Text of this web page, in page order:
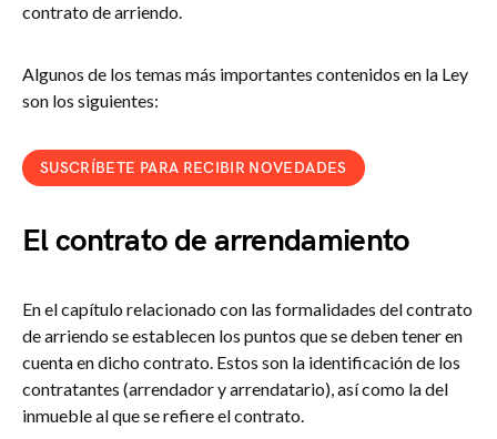
contrato de arriendo.
Algunos de los temas más importantes contenidos en la Ley
son los siguientes:
SUSCRÍBETE PARA RECIBIR NOVEDADES
El contrato de arrendamiento
En el capítulo relacionado con las formalidades del contrato
de arriendo se establecen los puntos que se deben tener en
cuenta en dicho contrato. Estos son la identificación de los
contratantes (arrendador y arrendatario), así como la del
inmueble al que se refiere el contrato.